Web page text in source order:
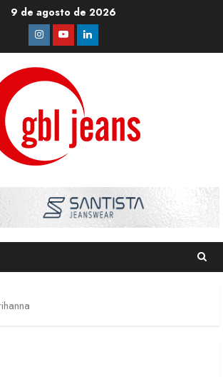
9 de agosto de 2026
Instagram
YoutubeLinkedin